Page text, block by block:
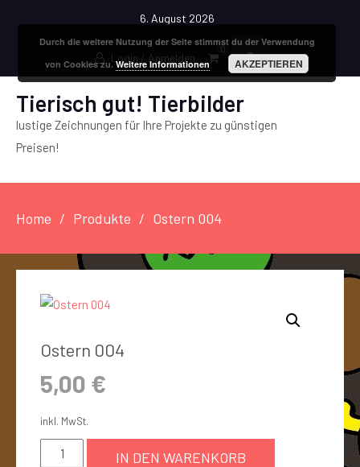
6. August 2026
Login / Anmelden
0
Tierisch gut! Tierbilder
lustige Zeichnungen für Ihre Projekte zu günstigen
Preisen!
Home Produkte Ostern 004
Ostern 004
5,00 €
inkl. MwSt.
IN DEN WARENKORB
Durch die weitere Nutzung der Seite stimmst du der Verwendung
von Cookies zu.Weitere Informationen AKZEPTIEREN